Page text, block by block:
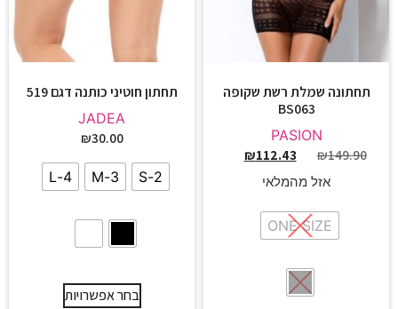
תחתונה שמלת רשת שקופה
BS063
PASION
₪149.90
₪112.43
אזל מהמלאי
ONE SIZE
תחתון חוטיני כותנה דגם 519
JADEA
₪30.00
2-S
3-M
4-L
בחר אפשרויות